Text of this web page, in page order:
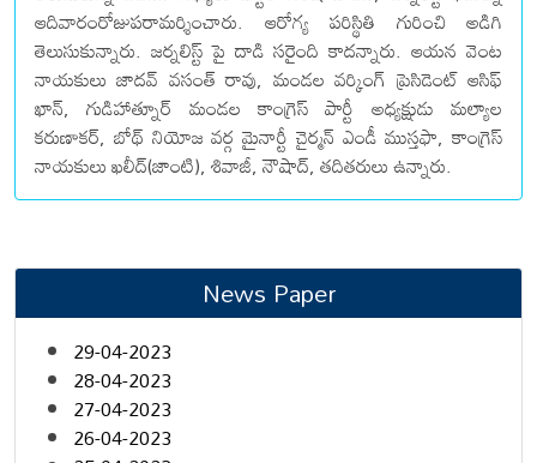
ఆదివారంరోజుపరామర్శించారు. ఆరోగ్య పరిస్థితి గురించి అడిగి
తెలుసుకున్నారు. జర్నలిస్ట్ పై దాడి సరైంది కాదన్నారు. ఆయన వెంట
నాయకులు జాదవ్ వసంత్ రావు, మండల వర్కింగ్ ప్రెసిడెంట్ ఆసిఫ్
ఖాన్, గుడిహాత్నూర్ మండల కాంగ్రెస్ పార్టీ అధ్యక్షుడు మల్యాల
కరుణాకర్, బోథ్ నియోజ వర్గ మైనార్టీ చైర్మన్ ఎండీ ముస్తఫా, కాంగ్రెస్
నాయకులు ఖలీద్(జాంటి), శివాజీ, నౌషాద్, తదితరులు ఉన్నారు.
News Paper
29-04-2023
28-04-2023
27-04-2023
26-04-2023